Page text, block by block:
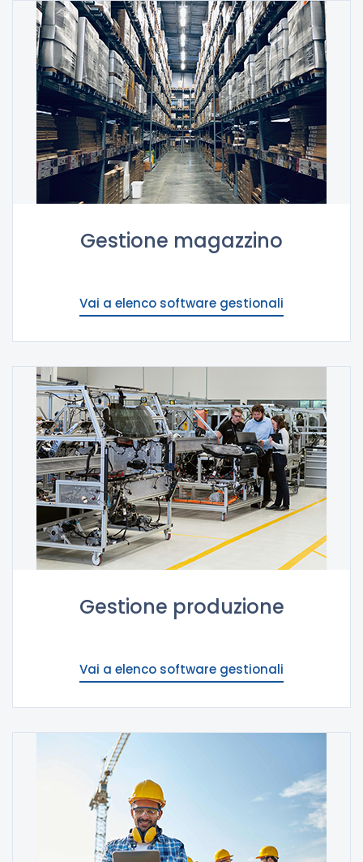
Gestione magazzino
Vai a elenco software gestionali
Gestione produzione
Vai a elenco software gestionali